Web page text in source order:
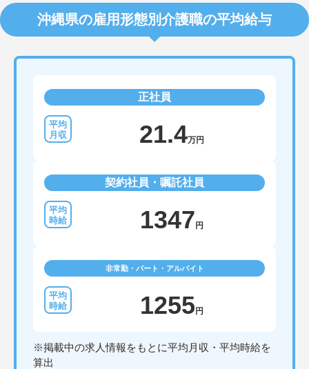
沖縄県の雇用形態別介護職の平均給与
正社員
21.4万円
契約社員・嘱託社員
1347 円
非常勤・パート・アルバイト
1255 円
※掲載中の求人情報をもとに平均月収・平均時給を
算出